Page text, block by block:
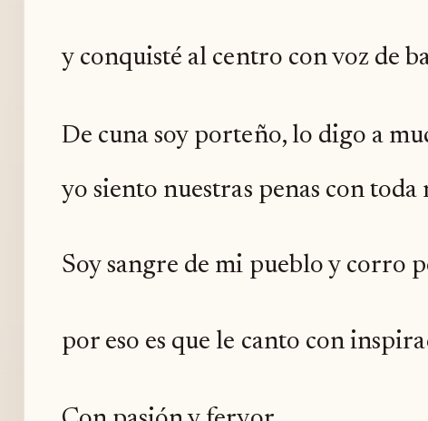
y conquisté al centro con voz de
De cuna soy porteño, lo digo a
yo siento nuestras penas con
Soy sangre de mi pueblo y corro
por eso es que le canto con